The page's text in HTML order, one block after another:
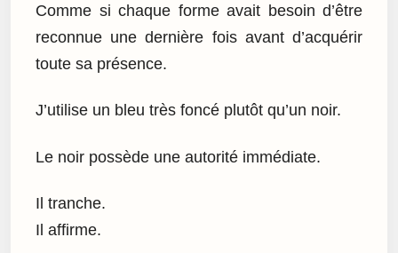
Comme si chaque forme avait besoin d’être
reconnue une dernière fois avant d’acquérir
toute sa présence.
J’utilise un bleu très foncé plutôt qu’un noir.
Le noir possède une autorité immédiate.
Il tranche.
Il affirme.